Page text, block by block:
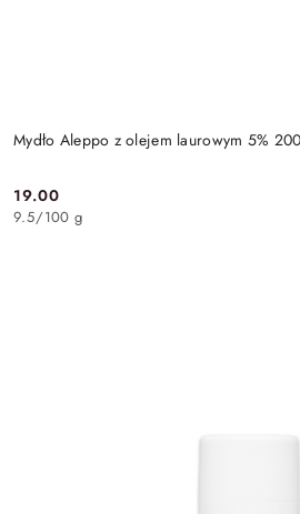
Mydło Aleppo z olejem laurowym 5%
Cena:
19.00
9.5/100 g